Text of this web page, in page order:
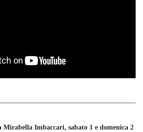
Imbaccari, sabato 1 e domenica 2